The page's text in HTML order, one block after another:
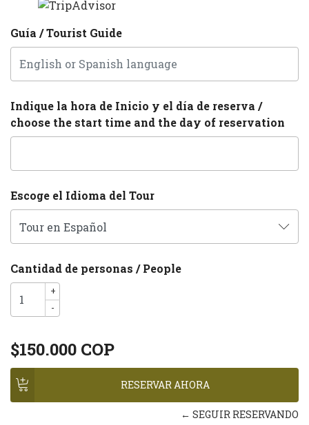
Guía / Tourist Guide
Indique la hora de Inicio y el día de reserva /
choose the start time and the day of reservation
Escoge el Idioma del Tour
Cantidad de personas / People
+
-
$150.000 COP
← SEGUIR RESERVANDO